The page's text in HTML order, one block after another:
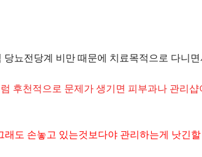
뇨전당계 비만 때문에 치료목적으로 다니
후천적으로 문제가 생기면 피부과나 관리
래도 손놓고 있는것보다야 관리하는게 낫긴